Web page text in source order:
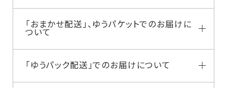
「おまかせ配送」、ゆうパケットでのお届けに
ついて
「ゆうパック配送」でのお届けについて